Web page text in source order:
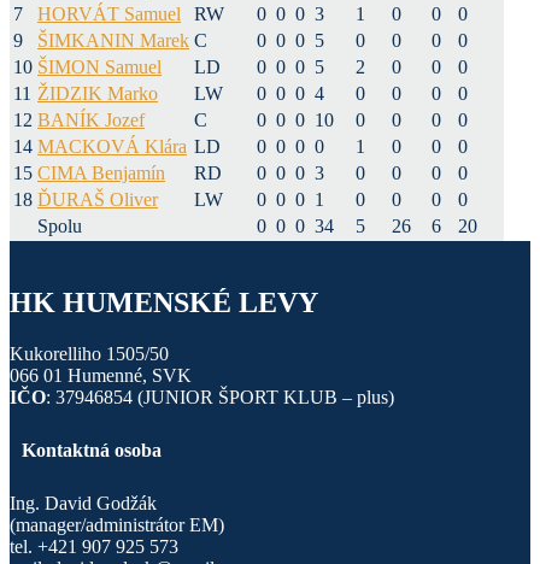
7
HORVÁT Samuel RW 0 0 0 3 1 0 0
0
9
ŠIMKANIN Marek C 0 0 0 5 0 0 0
0
10 ŠIMON Samuel LD 0 0 0 5 2 0 0
0
11 ŽIDZIK Marko LW 0 0 0 4 0 0 0
0
12 BANÍK Jozef C 0 0 0 10 0 0 0
0
14 MACKOVÁ Klára LD 0 0 0 0 1 0 0
0
15 CIMA Benjamín RD 0 0 0 3 0 0 0
0
18 ĎURAŠ Oliver LW 0 0 0 1 0 0 0
0
Spolu
0 0 0 34 5 26 6 20
HK HUMENSKÉ LEVY
Kukorelliho 1505/50
066 01 Humenné, SVK
IČO: 37946854 (JUNIOR ŠPORT KLUB – plus)
Kontaktná osoba
Ing. David Godžák
(manager/administrátor EM)
tel. +421 907 925 573